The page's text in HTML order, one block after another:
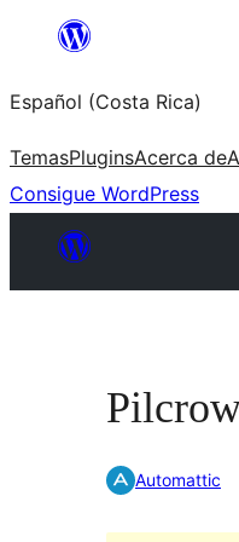
Saltar
contenido
Español (Costa Rica)
TemasPluginsAcerca de
Consigue WordPress
Automattic